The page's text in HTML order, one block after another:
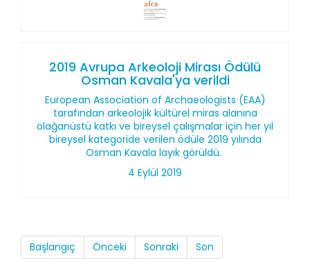
2019 Avrupa Arkeoloji Mirası Ödülü
Osman Kavala'ya verildi
European Association of Archaeologists (EAA)
tarafından arkeolojik kültürel miras alanına
olağanüstü katkı ve bireysel çalışmalar için her yıl
bireysel kategoride verilen ödüle 2019 yılında
Osman Kavala layık görüldü.
4 Eylül 2019
Başlangıç Önceki Sonraki Son